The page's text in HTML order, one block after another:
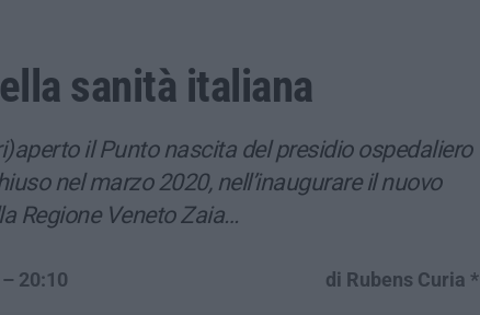
sanità italiana
il Punto nascita del presidio ospedaliero
nel marzo 2020, nell’inaugurare il nuovo
Regione Veneto Zaia…
20:10 di Rubens Curia *